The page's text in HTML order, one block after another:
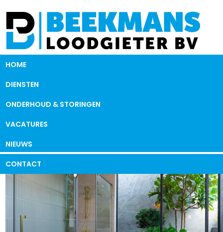
HOME
DIENSTEN
ONDERHOUD & STORINGEN
VACATURES
NIEUWS
CONTACT